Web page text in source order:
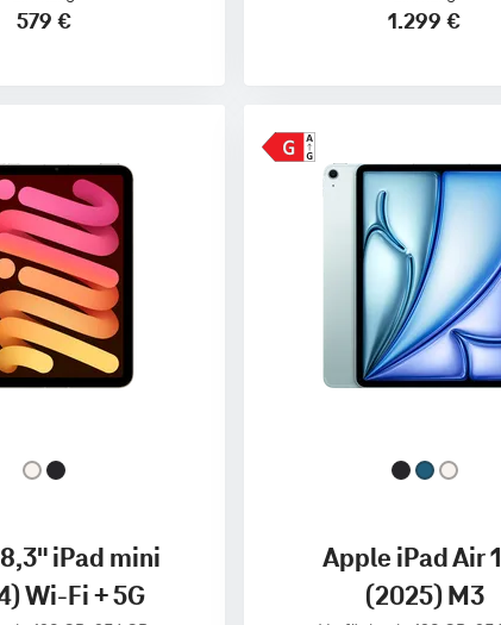
579 € 1.299 €
iPad mini
Wi-Fi + 5G
Apple iPad Air
(2025) M3